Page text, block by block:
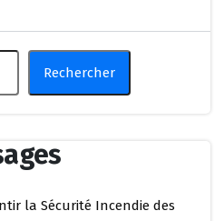
Rechercher
la Sécurité Incendie des